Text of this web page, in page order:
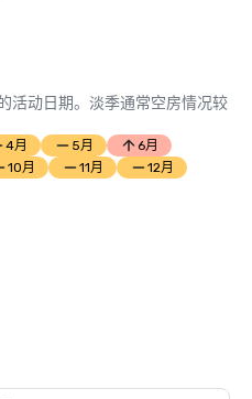
活动日期。淡季通常空房情况较
4月 5月
6月
10月 11月 12月